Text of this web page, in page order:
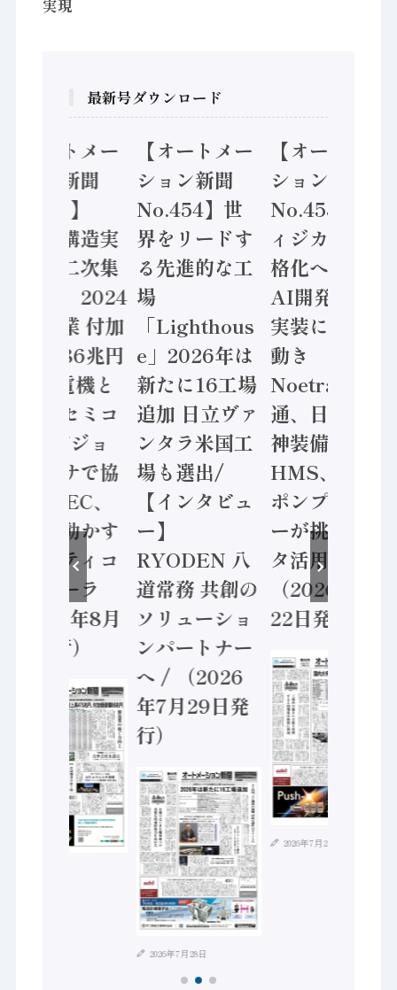
実現
最新号ダウンロード
【オートメー
ション新聞
No.455】
「経済構造実
態調査二次集
計結果」2024
年製造業 付加
価値額86兆円
/ 三菱電機と
ソニーセミコ
ン AIビジョ
ンセンサで協
業 / IDEC、
安全に動かす
セーフティコ
ントローラ
（2026年8月
5日発行）
【オートメー
ション新聞
No.454】世
界をリードす
る先進的な工
場
「Lighthous
e」2026年は
新たに16工場
追加 日立ヴァ
ンタラ米国工
場も選出/
【インタビュ
ー】
RYODEN 八
道常務 共創の
ソリューショ
ンパートナー
へ / （2026
年7月29日発
行）
2026年7月28日
【オートメー
ション新聞
No.453】フ
ィジカルAI本
格化へ 国産
AI開発や社会
実装に活発な
動き
Noetra、富士
通、日立 / 兵
神装備 ×
HMS、老舗
ポンプメーカ
ーが挑むデー
タ活用 など
（2026年7月
22日発行）
2026年7月21日